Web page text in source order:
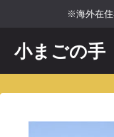
ツ
へ
※海外在住
小まごの手